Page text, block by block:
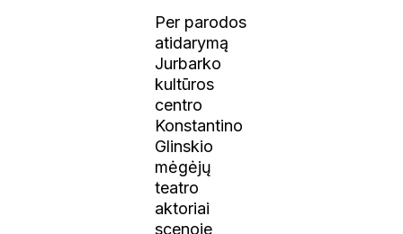
Per parodos
atidarymą
Jurbarko
kultūros
centro
Konstantino
Glinskio
mėgėjų
teatro
aktoriai
scenoje